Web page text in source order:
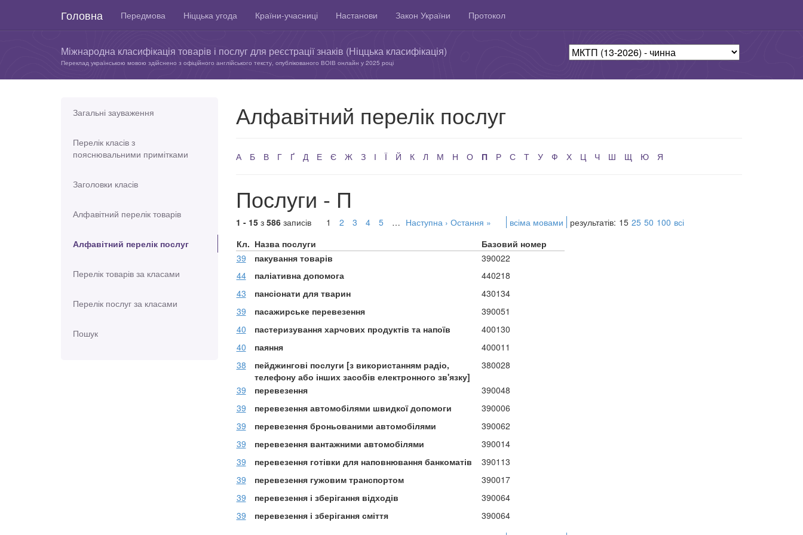
Головна Передмова Ніццька угода Країни-учасниці Настанови Закон України Протокол
Міжнародна класифікація товарів і послуг для реєстрації знаків (Ніццька класифікація)
Переклад українською мовою здійснено з офіційного англійського тексту, опублікованого ВОІВ онлайн у 2025 році
Загальні зауваження
Перелік класів з
пояснювальними примітками
Заголовки класів
Алфавітний перелік товарів
Алфавітний перелік послуг
Перелік товарів за класами
Перелік послуг за класами
Пошук
Алфавітний перелік послуг
А Б В Г Ґ Д Е Є Ж З І Ї Й К Л М Н О П Р С Т У Ф Х Ц Ч Ш Щ Ю Я
Послуги - П
1 - 15з 586записів 1 2 3 4 5 … Наступна › Остання » всіма мовами результатів: 15 25 50 100 всі
Кл. Назва послуги
Базовий номер
39
пакування товарів
390022
44
паліативна допомога
440218
43
пансіонати для тварин
430134
39
пасажирське перевезення
390051
40
пастеризування харчових продуктів та напоїв
400130
40
паяння
400011
38
пейджингові послуги [з використанням радіо,
телефону або інших засобів електронного зв'язку]
380028
39 перевезення
390048
39
перевезення автомобілями швидкої допомоги
390006
39
перевезення броньованими автомобілями
390062
39
перевезення вантажними автомобілями
390014
39
перевезення готівки для наповнювання банкоматів
390113
39
перевезення гужовим транспортом
390017
39
перевезення і зберігання відходів
390064
39
перевезення і зберігання сміття
390064